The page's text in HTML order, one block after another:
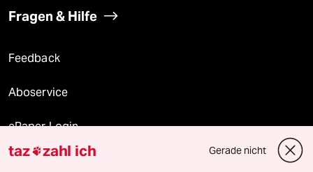
Fragen & Hilfe
Feedback
Aboservice
ePaper Login
Downloads für Abonnierende
taz zahl ich Gerade nicht